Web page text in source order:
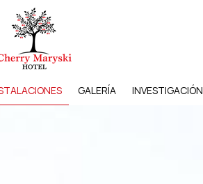
GALERÍA INVESTIGACIÓN